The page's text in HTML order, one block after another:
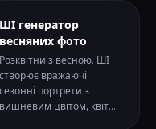
ШІ генератор
весняних фото
Розквітни з весною. ШІ
створює вражаючі
сезонні портрети з
вишневим цвітом, квіт...